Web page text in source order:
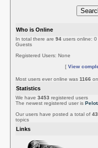
Who is Online
In total there are 94 users online:
Guests
Registered Users: None
[ View
Most users ever online was 1166
Statistics
We have 3453 registered users
The newest registered user is
Our users have posted a total of
topics
Links